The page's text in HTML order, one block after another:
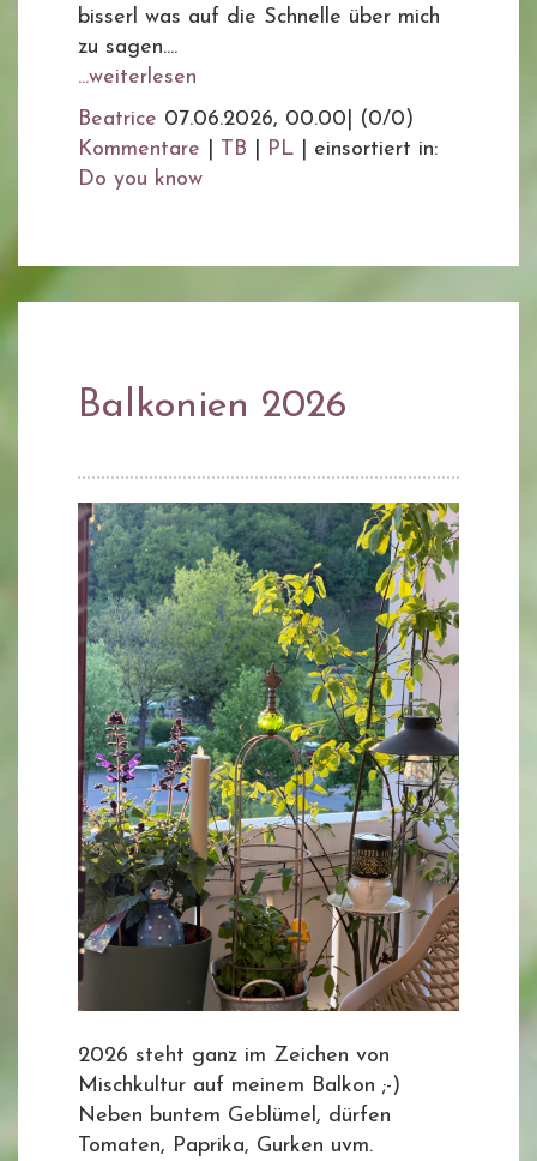
bisserl was auf die Schnelle über mich
zu sagen....
...weiterlesen
Beatrice 07.06.2026, 00.00
(0/0)
Kommentare
TB PL
einsortiert in:
Do you know
Balkonien 2026
2026 steht ganz im Zeichen von
Mischkultur auf meinem Balkon ;-)
Neben buntem Geblümel, dürfen
Tomaten, Paprika, Gurken uvm.